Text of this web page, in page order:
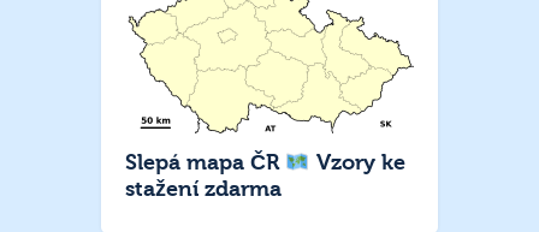
Slepá mapa ČR
Vzory ke
stažení zdarma